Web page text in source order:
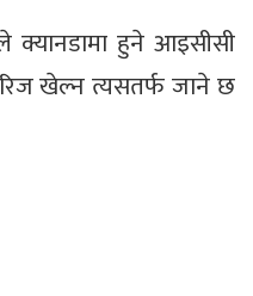
हुने आइसीसी
खेल्न त्यसतर्फ जाने छ